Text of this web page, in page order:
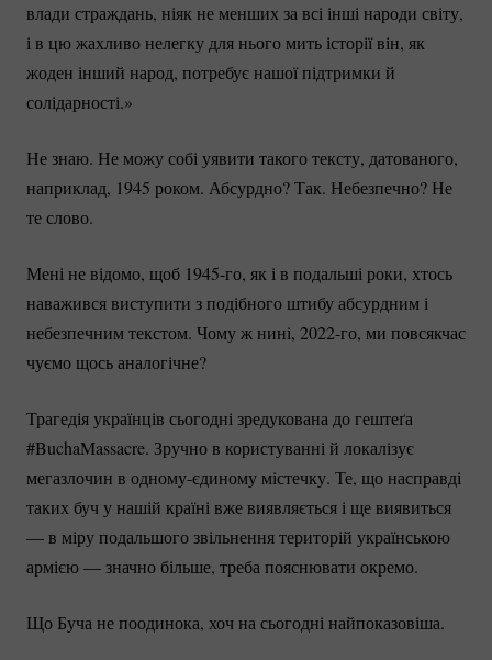
влади страждань, ніяк не менших за всі інші народи світу,
і в цю жахливо нелегку для нього мить історії він, як
жоден інший народ, потребує нашої підтримки й
солідарності.»
Не знаю. Не можу собі уявити такого тексту, датованого,
наприклад, 1945 роком. Абсурдно? Так. Небезпечно? Не
те слово.
Мені не відомо, щоб 1945-го, як і в подальші роки, хтось
наважився виступити з подібного штибу абсурдним і
небезпечним текстом. Чому ж нині, 2022-го, ми повсякчас
чуємо щось аналогічне?
Трагедія українців сьогодні зредукована до гештеґа
#BuchaMassacre. Зручно в користуванні й локалізує
мегазлочин в одному-єдиному містечку. Те, що насправді
таких буч у нашій країні вже виявляється і ще виявиться
— в міру подальшого звільнення територій українською
армією — значно більше, треба пояснювати окремо.
Що Буча не поодинока, хоч на сьогодні найпоказовіша.